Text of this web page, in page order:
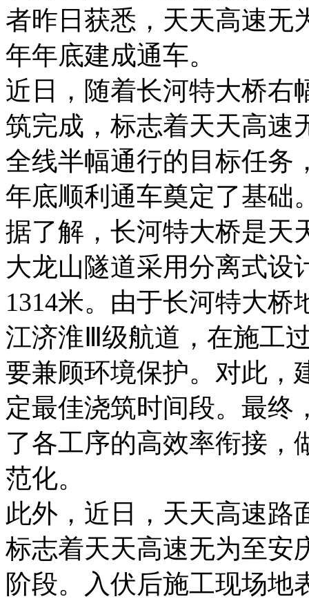
者昨日获悉，天天高速无
年年底建成通车。
近日，随着长河特大桥右
筑完成，标志着天天高速
全线半幅通行的目标任务
年底顺利通车奠定了基础
据了解，长河特大桥是天
大龙山隧道采用分离式设
1314米。由于长河特大
江济淮Ⅲ级航道，在施工
要兼顾环境保护。对此，
定最佳浇筑时间段。最终
了各工序的高效率衔接，
范化。
此外，近日，天天高速路
标志着天天高速无为至安
阶段。入伏后施工现场